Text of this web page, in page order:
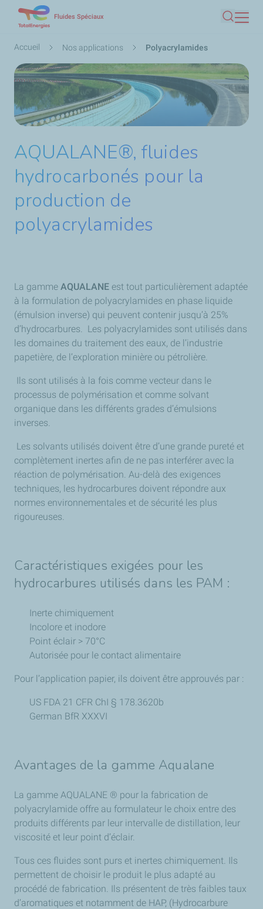
contenu
Fluides Spéciaux
Fil
d'Ariane
Accueil Nos applications Polyacrylamides
AQUALANE®, fluides
hydrocarbonés pour la
production de
polyacrylamides
La gamme AQUALANE est tout particulièrement adaptée
à la formulation de polyacrylamides en phase liquide
(émulsion inverse) qui peuvent contenir jusqu’à 25%
d’hydrocarbures. Les polyacrylamides sont utilisés dans
les domaines du traitement des eaux, de l’industrie
papetière, de l’exploration minière ou pétrolière.
Ils sont utilisés à la fois comme vecteur dans le
processus de polymérisation et comme solvant
organique dans les différents grades d’émulsions
inverses.
Les solvants utilisés doivent être d’une grande pureté et
complètement inertes afin de ne pas interférer avec la
réaction de polymérisation. Au-delà des exigences
techniques, les hydrocarbures doivent répondre aux
normes environnementales et de sécurité les plus
rigoureuses.
Caractéristiques exigées pour les
hydrocarbures utilisés dans les PAM :
Inerte chimiquement
Incolore et inodore
Point éclair > 70°C
Autorisée pour le contact alimentaire
Pour l’application papier, ils doivent être approuvés par :
US FDA 21 CFR ChI § 178.3620b
German BfR XXXVI
Avantages de la gamme Aqualane
La gamme AQUALANE ® pour la fabrication de
polyacrylamide offre au formulateur le choix entre des
produits différents par leur intervalle de distillation, leur
viscosité et leur point d’éclair.
Tous ces fluides sont purs et inertes chimiquement. Ils
permettent de choisir le produit le plus adapté au
procédé de fabrication. Ils présentent de très faibles taux
d’aromatiques et notamment de HAP, (Hydrocarbure